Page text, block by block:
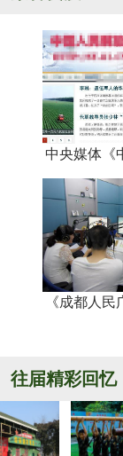
中央媒体《
《成都人民
往届精彩回忆